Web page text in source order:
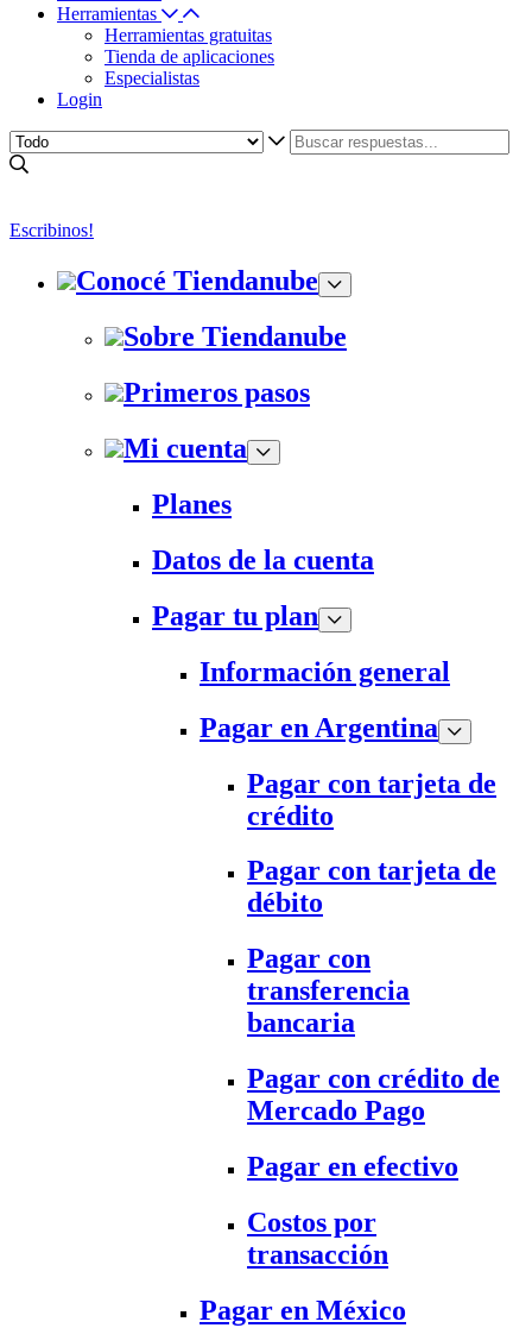
Herramientas
Herramientas gratuitas
Tienda de aplicaciones
Especialistas
Login
Escribinos!
Conocé Tiendanube
Sobre Tiendanube
Primeros pasos
Mi cuenta
Planes
Datos de la cuenta
Pagar tu plan
Información general
Pagar en Argentina
Pagar con tarjeta de
crédito
Pagar con tarjeta de
débito
Pagar con
transferencia
bancaria
Pagar con crédito de
Mercado Pago
Pagar en efectivo
Costos por
transacción
Pagar en México